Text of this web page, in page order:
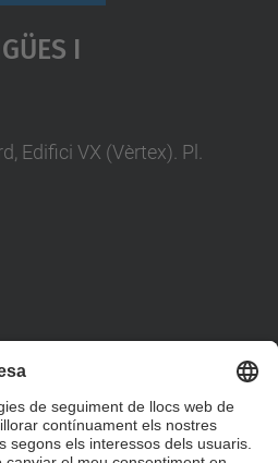
I
Edifici VX (Vèrtex). Pl.